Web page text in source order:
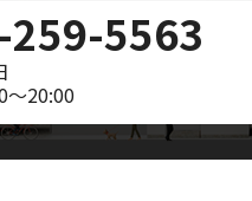
259-5563
～20:00